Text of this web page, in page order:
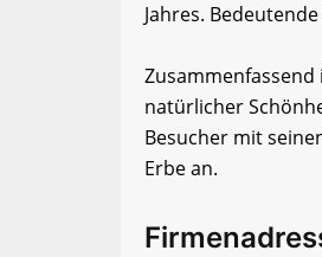
Jahres.
natürlicher
Besucher mit
Erbe an.